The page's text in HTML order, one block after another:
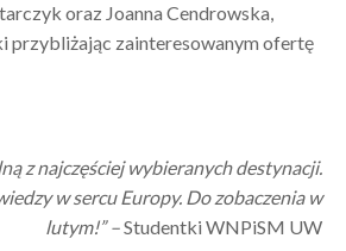
oraz Joanna Cendrowska,
przybliżając zainteresowanym ofertę
z najczęściej wybieranych destynacji.
w sercu Europy. Do zobaczenia w
lutym!” –Studentki WNPiSM UW